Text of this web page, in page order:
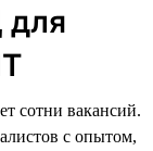
для
сотни вакансий.
с опытом,